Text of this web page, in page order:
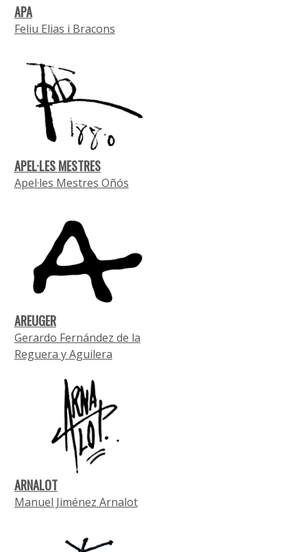
APA
Feliu Elias i Bracons
APEL·LES MESTRES
Apel·les Mestres Oñós
AREUGER
Gerardo Fernández de la
Reguera y Aguilera
ARNALOT
Manuel Jiménez Arnalot